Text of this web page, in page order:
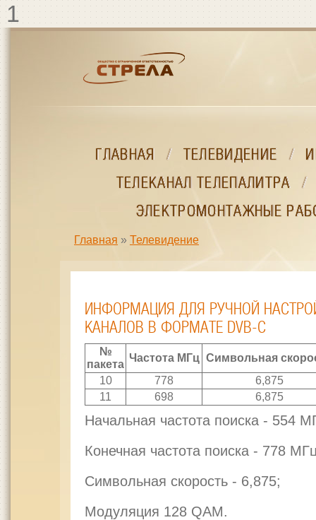
Перейти к основному содержанию
1
ГЛАВНАЯ / ТЕЛЕВИДЕНИЕ /
ТЕЛЕКАНАЛ ТЕЛЕПАЛИТРА
/
ЭЛЕКТРОМОНТАЖНЫЕ
ГЛАВНАЯ / ТЕЛЕВИДЕНИЕ /
ТЕЛЕКАНАЛ ТЕЛЕПАЛИТРА
/
ЭЛЕКТРОМОНТАЖНЫЕ
Главная » Телевидение
ИНФОРМАЦИЯ ДЛЯ РУЧНОЙ
КАНАЛОВ В ФОРМАТЕ DVB-C
№
пакета
Частота МГц Символьная
10
778
6,875
11
698 6,875
Начальная частота поиска - 554
Конечная частота поиска - 778
Символьная скорость - 6,875;
Модуляция 128 QAM.